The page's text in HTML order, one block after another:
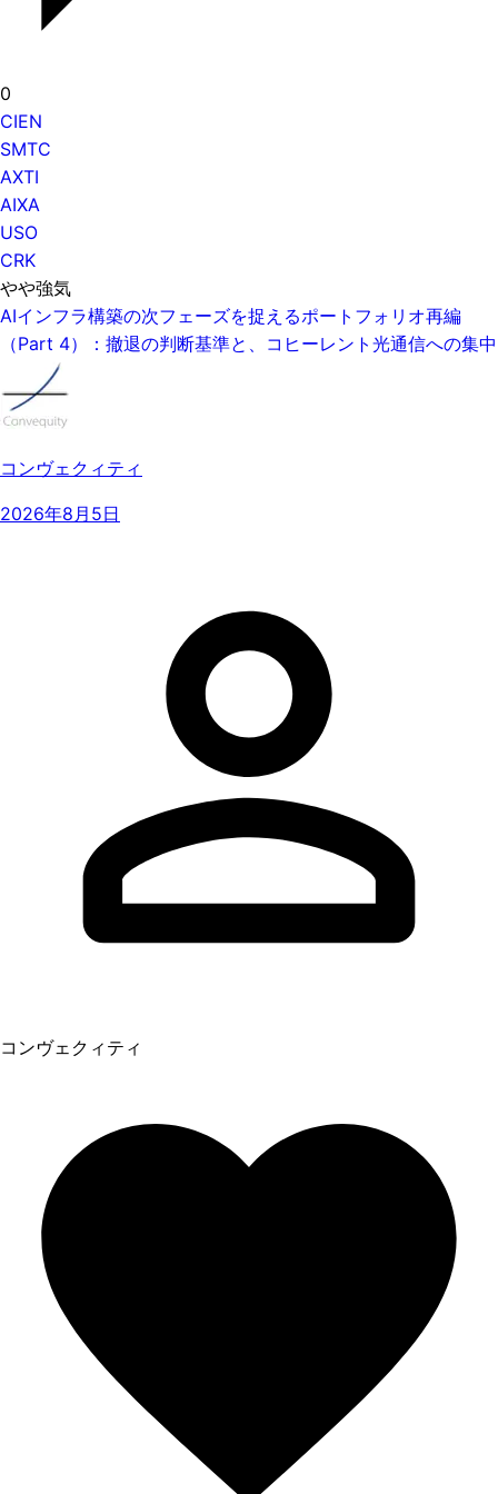
0
CIEN
SMTC
AXTI
AIXA
USO
CRK
やや強気
AIインフラ構築の次フェーズを捉えるポートフォリオ再編
（Part 4）：撤退の判断基準と、コヒーレント光通信への集中
コンヴェクィティ
2026年8月5日
コンヴェクィティ